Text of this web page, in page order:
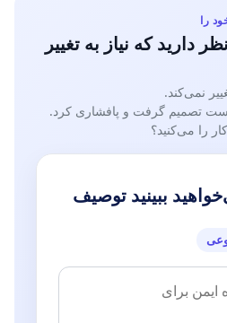
را
دارید که نیاز به تغییر
نمی‌کند.
تصمیم گرفت و پافشاری کرد.
را می‌کنید؟
ببینید توصیف